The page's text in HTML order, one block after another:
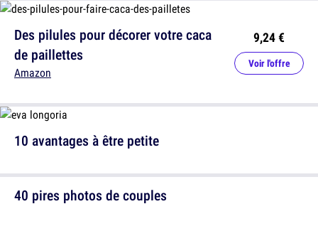
Des pilules pour décorer votre caca
de paillettes
Amazon
9,24 €
Voir l'offre
40 pires photos de couples
10 avantages à être petite